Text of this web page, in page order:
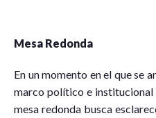
Mesa Redonda
En un momento en el que se
marco político e institucional
mesa redonda busca